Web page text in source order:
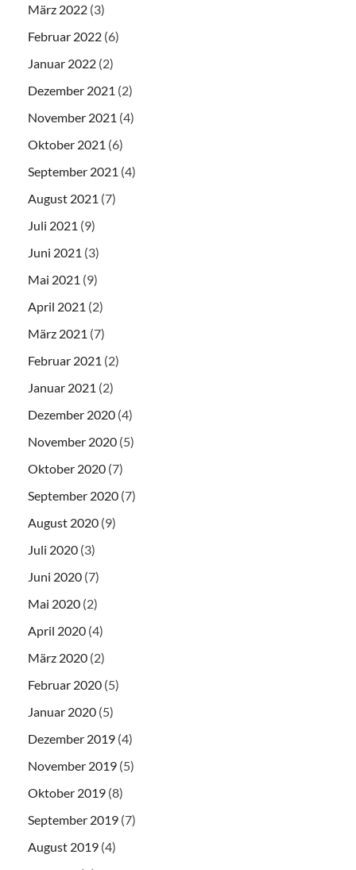
März 2022 (3)
Februar 2022 (6)
Januar 2022 (2)
Dezember 2021 (2)
November 2021 (4)
Oktober 2021 (6)
September 2021 (4)
August 2021 (7)
Juli 2021 (9)
Juni 2021 (3)
Mai 2021 (9)
April 2021 (2)
März 2021 (7)
Februar 2021 (2)
Januar 2021 (2)
Dezember 2020 (4)
November 2020 (5)
Oktober 2020 (7)
September 2020 (7)
August 2020 (9)
Juli 2020 (3)
Juni 2020 (7)
Mai 2020 (2)
April 2020 (4)
März 2020 (2)
Februar 2020 (5)
Januar 2020 (5)
Dezember 2019 (4)
November 2019 (5)
Oktober 2019 (8)
September 2019 (7)
August 2019 (4)